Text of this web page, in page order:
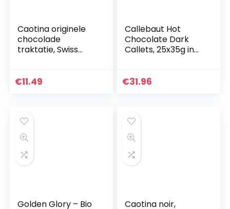
Caotina originele
chocolade
traktatie, Swiss
4x500g
€11.49
Callebaut Hot
Chocolate Dark
Callets, 25x35g in
€31.96
Golden Glory – Bio
Caotina noir,